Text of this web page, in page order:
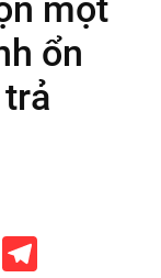
một
ổn